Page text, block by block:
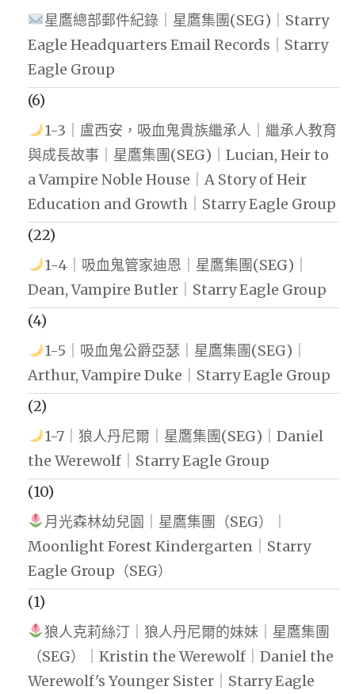
星鷹總部郵件紀錄｜星鷹集團(SEG)｜Starry
Eagle Headquarters Email Records｜Starry
Eagle Group
(6)
1-3｜盧西安，吸血鬼貴族繼承人｜繼承人教育
與成長故事｜星鷹集團(SEG)｜Lucian, Heir to
a Vampire Noble House｜A Story of Heir
Education and Growth｜Starry Eagle Group
(22)
1-4｜吸血鬼管家迪恩｜星鷹集團(SEG)｜
Dean, Vampire Butler｜Starry Eagle Group
(4)
1-5｜吸血鬼公爵亞瑟｜星鷹集團(SEG)｜
Arthur, Vampire Duke｜Starry Eagle Group
(2)
1-7｜狼人丹尼爾｜星鷹集團(SEG)｜Daniel
the Werewolf｜Starry Eagle Group
(10)
月光森林幼兒園｜星鷹集團（SEG）｜
Moonlight Forest Kindergarten｜Starry
Eagle Group（SEG）
(1)
狼人克莉絲汀｜狼人丹尼爾的妹妹｜星鷹集團
（SEG）｜Kristin the Werewolf｜Daniel the
Werewolf's Younger Sister｜Starry Eagle